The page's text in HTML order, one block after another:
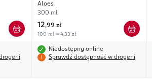
Aloes
300 ml
12,99 zł
100 ml = 4,33 zł
Niedostępny online
Sprawdź dostępność w drogerii